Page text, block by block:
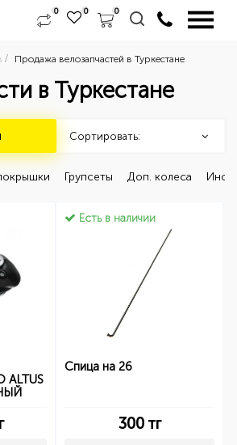
0 0 0
Продажа велозапчастей в Туркестане
в Туркестане
Сортировать:
Групсеты Доп. колеса
ALTUS
Есть в наличии
Спица на 26
300тг